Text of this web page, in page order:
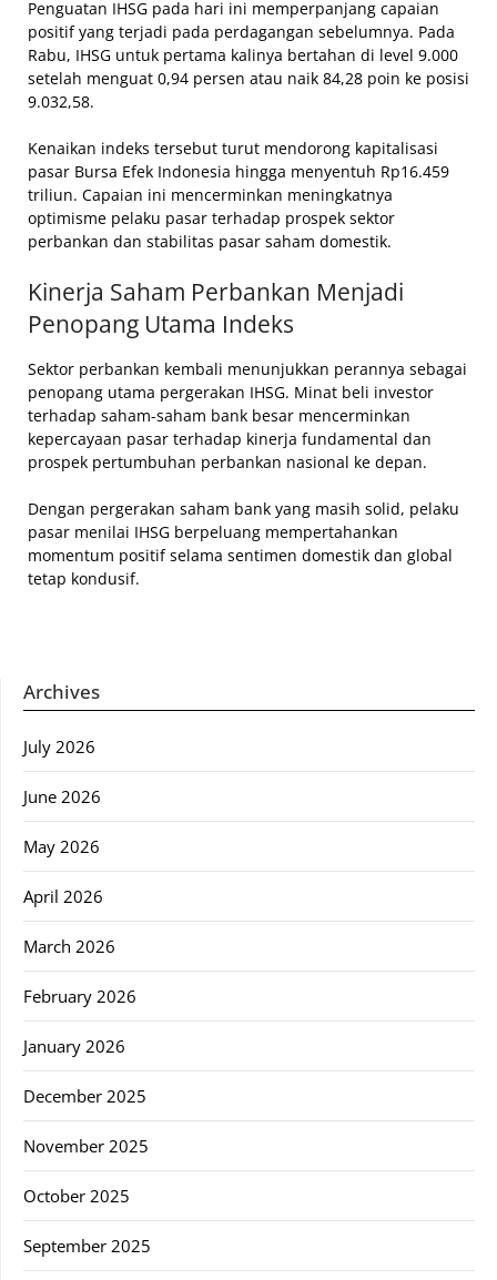
Penguatan IHSG pada hari ini memperpanjang capaian
positif yang terjadi pada perdagangan sebelumnya. Pada
Rabu, IHSG untuk pertama kalinya bertahan di level 9.000
setelah menguat 0,94 persen atau naik 84,28 poin ke posisi
9.032,58.
Kenaikan indeks tersebut turut mendorong kapitalisasi
pasar Bursa Efek Indonesia hingga menyentuh Rp16.459
triliun. Capaian ini mencerminkan meningkatnya
optimisme pelaku pasar terhadap prospek sektor
perbankan dan stabilitas pasar saham domestik.
Kinerja Saham Perbankan Menjadi
Penopang Utama Indeks
Sektor perbankan kembali menunjukkan perannya sebagai
penopang utama pergerakan IHSG. Minat beli investor
terhadap saham-saham bank besar mencerminkan
kepercayaan pasar terhadap kinerja fundamental dan
prospek pertumbuhan perbankan nasional ke depan.
Dengan pergerakan saham bank yang masih solid, pelaku
pasar menilai IHSG berpeluang mempertahankan
momentum positif selama sentimen domestik dan global
tetap kondusif.
Archives
July 2026
June 2026
May 2026
April 2026
March 2026
February 2026
January 2026
December 2025
November 2025
October 2025
September 2025